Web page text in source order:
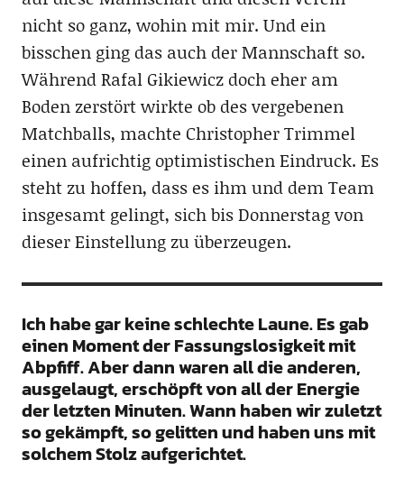
nicht so ganz, wohin mit mir. Und ein
bisschen ging das auch der Mannschaft so.
Während Rafal Gikiewicz doch eher am
Boden zerstört wirkte ob des vergebenen
Matchballs, machte Christopher Trimmel
einen aufrichtig optimistischen Eindruck. Es
steht zu hoffen, dass es ihm und dem Team
insgesamt gelingt, sich bis Donnerstag von
dieser Einstellung zu überzeugen.
Ich habe gar keine schlechte Laune. Es gab
einen Moment der Fassungslosigkeit mit
Abpfiff. Aber dann waren all die anderen,
ausgelaugt, erschöpft von all der Energie
der letzten Minuten. Wann haben wir zuletzt
so gekämpft, so gelitten und haben uns mit
solchem Stolz aufgerichtet.